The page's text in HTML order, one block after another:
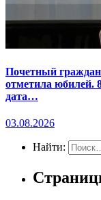
Почетный
отметила юбилей.
дата…
03.08.2026
Найти: